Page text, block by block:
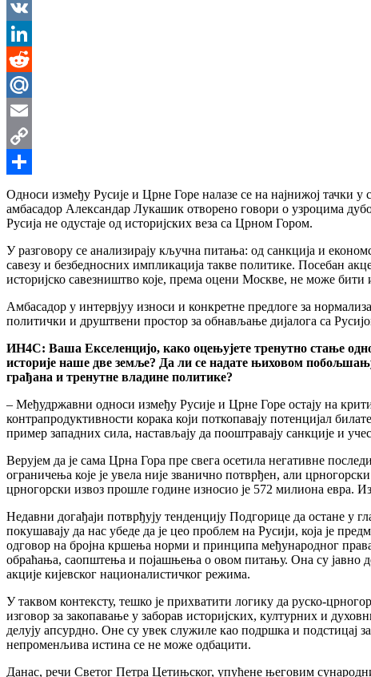
Messenger
VK
LinkedIn
Reddit
Mail.Ru
Email
Copy
Link
Share
Односи између Русије и Црне Горе налазе се на најнижој тачки
амбасадор Александар Лукашик отворено говори о узроцима
Русија не одустаје од историјских веза са Црном Гором.
У разговору се анализирају кључна питања: од санкција и
савезу и безбедносних импликација такве политике. Посебан
историјско савезништво које, према оцени Москве, не може
Амбасадор у интервјуу износи и конкретне предлоге за
политички и друштвени простор за обнављање дијалога са
ИН4С: Ваша Екселенцијо, како оцењујете тренутно стање
историје наше две земље? Да ли се надате њиховом
грађана и тренутне владине политике?
– Међудржавни односи између Русије и Црне Горе остају на
контрапродуктивности корака који поткопавају потенцијал
пример западних сила, настављају да пооштравају санкције и
Верујем да је сама Црна Гора пре свега осетила негативне
ограничења које је увела није званично потврђен, али
црногорски извоз прошле године износио је 572 милиона евра.
Недавни догађаји потврђују тенденцију Подгорице да остане у
покушавају да нас убеде да је цео проблем на Русији, која је
одговор на бројна кршења норми и принципа међународног
обраћања, саопштења и појашњења о овом питању. Она су јавно
акције кијевског националистичког режима.
У таквом контексту, тешко је прихватити логику да руско-
изговор за закопавање у заборав историјских, културних и
делују апсурдно. Оне су увек служиле као подршка и подстицај
непроменљива истина се не може одбацити.
Данас, речи Светог Петра Цетињског, упућене његовим